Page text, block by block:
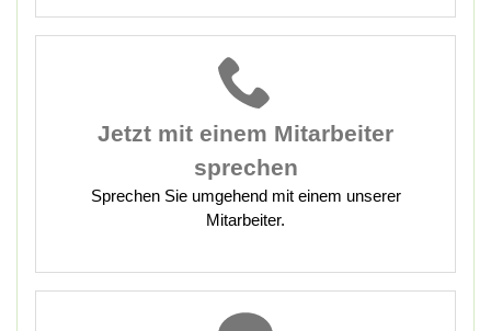
Jetzt mit einem Mitarbeiter
sprechen
Sprechen Sie umgehend mit einem unserer
Mitarbeiter.